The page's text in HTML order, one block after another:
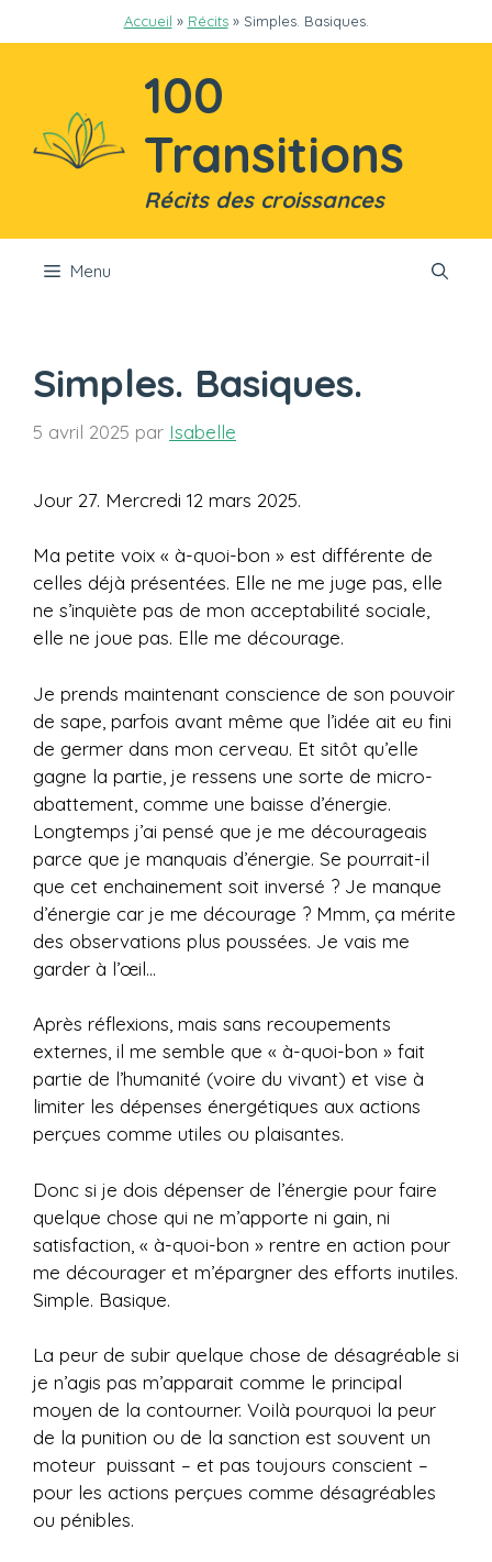
au
Accueil » Récits» Simples. Basiques.
100
Transitions
Récits des croissances
Menu
Simples. Basiques.
5 avril 2025 par Isabelle
Jour 27. Mercredi 12 mars 2025.
Ma petite voix « à-quoi-bon » est différente de
celles déjà présentées. Elle ne me juge pas, elle
ne s’inquiète pas de mon acceptabilité sociale,
elle ne joue pas. Elle me décourage.
Je prends maintenant conscience de son pouvoir
de sape, parfois avant même que l’idée ait eu fini
de germer dans mon cerveau. Et sitôt qu’elle
gagne la partie, je ressens une sorte de micro-
abattement, comme une baisse d’énergie.
Longtemps j’ai pensé que je me décourageais
parce que je manquais d’énergie. Se pourrait-il
que cet enchainement soit inversé ? Je manque
d’énergie car je me décourage ? Mmm, ça mérite
des observations plus poussées. Je vais me
garder à l’œil…
Après réflexions, mais sans recoupements
externes, il me semble que « à-quoi-bon » fait
partie de l’humanité (voire du vivant) et vise à
limiter les dépenses énergétiques aux actions
perçues comme utiles ou plaisantes.
Donc si je dois dépenser de l’énergie pour faire
quelque chose qui ne m’apporte ni gain, ni
satisfaction, « à-quoi-bon » rentre en action pour
me décourager et m’épargner des efforts inutiles.
Simple. Basique.
La peur de subir quelque chose de désagréable si
je n’agis pas m’apparait comme le principal
moyen de la contourner. Voilà pourquoi la peur
de la punition ou de la sanction est souvent un
moteur puissant – et pas toujours conscient –
pour les actions perçues comme désagréables
ou pénibles.